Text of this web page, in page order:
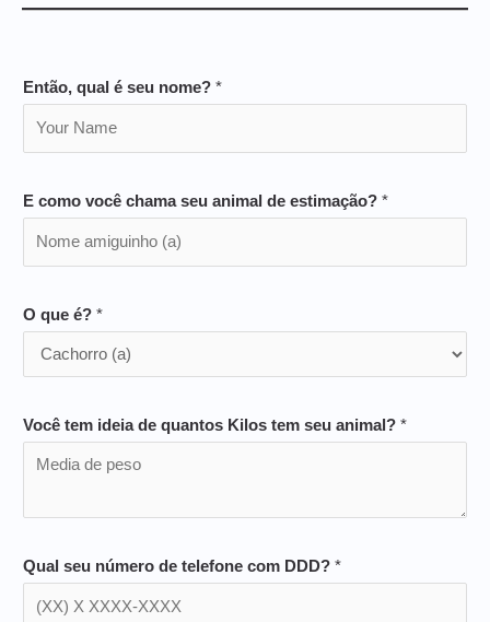
Então, qual é seu nome? *
E como você chama seu animal de estimação? *
O que é? *
Você tem ideia de quantos Kilos tem seu animal? *
Qual seu número de telefone com DDD? *